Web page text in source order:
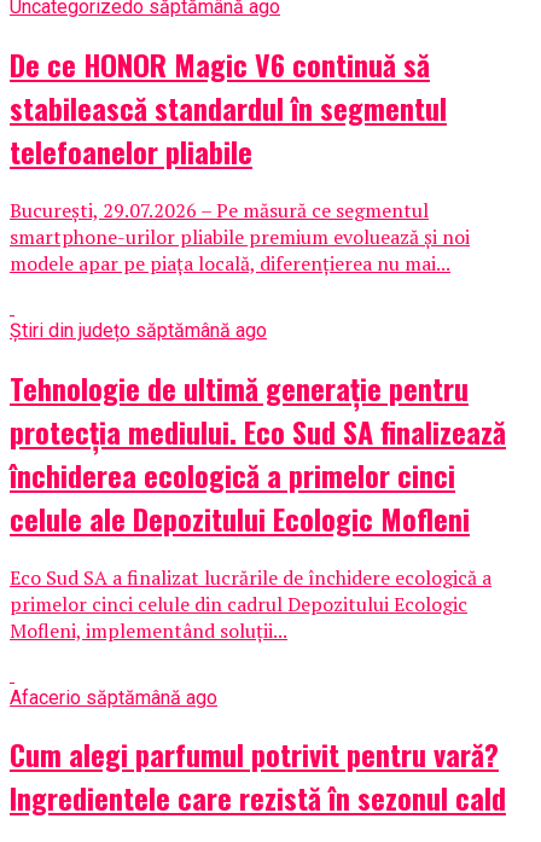
Uncategorizedo săptămână ago
De ce HONOR Magic V6 continuă să
stabilească standardul în segmentul
telefoanelor pliabile
București, 29.07.2026 – Pe măsură ce segmentul
smartphone-urilor pliabile premium evoluează și noi
modele apar pe piața locală, diferențierea nu mai...
Știri din județo săptămână ago
Tehnologie de ultimă generație pentru
protecția mediului. Eco Sud SA finalizează
închiderea ecologică a primelor cinci
celule ale Depozitului Ecologic Mofleni
Eco Sud SA a finalizat lucrările de închidere ecologică a
primelor cinci celule din cadrul Depozitului Ecologic
Mofleni, implementând soluții...
Afacerio săptămână ago
Cum alegi parfumul potrivit pentru vară?
Ingredientele care rezistă în sezonul cald